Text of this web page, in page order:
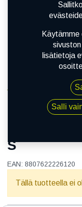
165/
S
EAN: 8807622226120
Tällä tuotteella ei
lisätietoja
Salli